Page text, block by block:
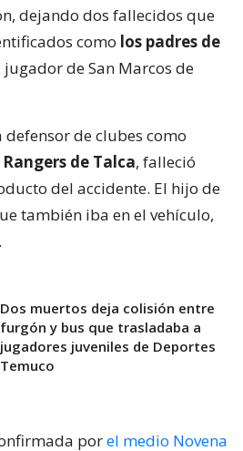
dejando dos fallecidos que
como los padres de
jugador de San Marcos de
defensor de clubes como
de Talca, falleció
del accidente. El hijo de
también iba en el vehículo,
Dos muertos deja colisión entre
furgón y bus que trasladaba a
jugadores juveniles de Deportes
Temuco
porel medio Novena